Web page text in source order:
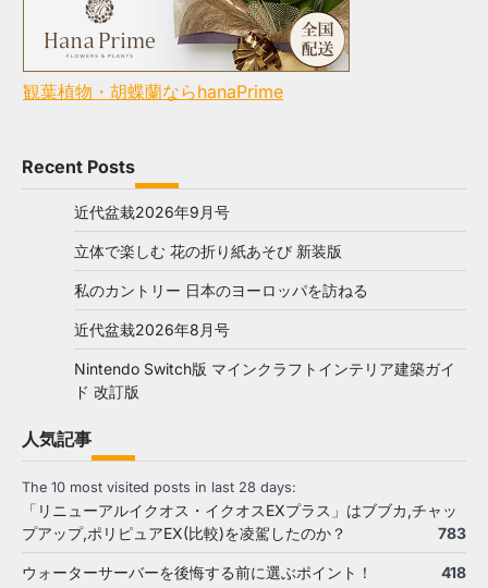
観葉植物・胡蝶蘭ならhanaPrime
Recent Posts
近代盆栽2026年9月号
立体で楽しむ 花の折り紙あそび 新装版
私のカントリー 日本のヨーロッパを訪ねる
近代盆栽2026年8月号
Nintendo Switch版 マインクラフトインテリア建築ガイ
ド 改訂版
人気記事
The 10 most visited posts in last 28 days:
「リニューアルイクオス・イクオスEXプラス」はブブカ,チャッ
プアップ,ポリピュアEX(比較)を凌駕したのか？
783
ウォーターサーバーを後悔する前に選ぶポイント！ 418